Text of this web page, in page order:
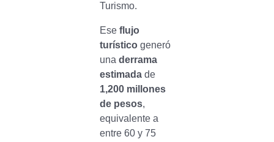
Turismo.
Ese flujo
turísticogeneró
una derrama
estimadade
1,200 millones
de pesos,
equivalente a
entre 60 y 75